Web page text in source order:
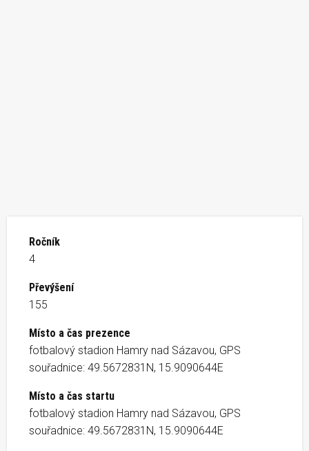
Ročník
4
Převýšení
155
Místo a čas prezence
fotbalový stadion Hamry nad Sázavou, GPS
souřadnice: 49.5672831N, 15.9090644E
Místo a čas startu
fotbalový stadion Hamry nad Sázavou, GPS
souřadnice: 49.5672831N, 15.9090644E